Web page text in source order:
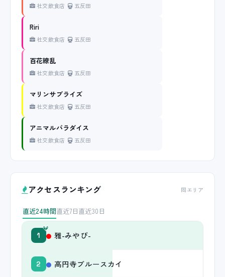
社交飲食店 五反田
Riri
社交飲食店 五反田
百花繚乱
社交飲食店 五反田
マリンサプライズ
社交飲食店 五反田
アニマルパラダイス
社交飲食店 五反田
アクセスランキング 同エリア
直近24時間直近7日直近30日
1 雅-みやび-
2 高円寺ブルースカイ